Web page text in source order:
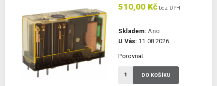
510,00 Kč bez DPH
Skladem: Ano
U Vás: 11.08.2026
Porovnat
DO KOŠÍKU